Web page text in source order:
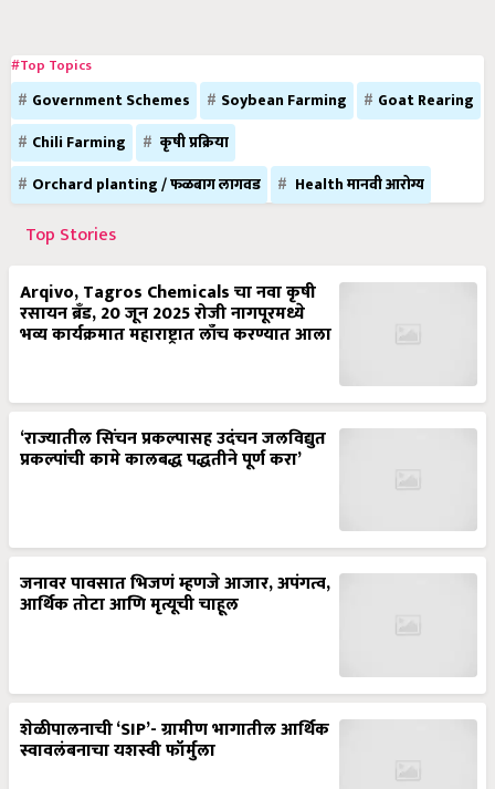
#Top Topics
Government Schemes Soybean Farming
Goat Rearing
Chili Farming
कृषी प्रक्रिया
Orchard planting / फळबाग लागवड
Health मानवी आरोग्य
Top Stories
Arqivo, Tagros Chemicals चा नवा कृषी
रसायन ब्रँड, 20 जून 2025 रोजी नागपूरमध्ये
भव्य कार्यक्रमात महाराष्ट्रात लाँच करण्यात आला
‘राज्यातील सिंचन प्रकल्पासह उदंचन जलविद्युत
प्रकल्पांची कामे कालबद्ध पद्धतीने पूर्ण करा’
जनावर पावसात भिजणं म्हणजे आजार, अपंगत्व,
आर्थिक तोटा आणि मृत्यूची चाहूल
शेळीपालनाची ‘SIP’- ग्रामीण भागातील आर्थिक
स्वावलंबनाचा यशस्वी फॉर्मुला